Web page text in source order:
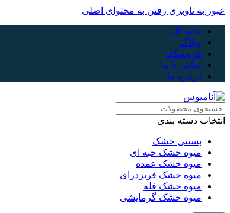
عبور به ناوبری رفتن به محتوای اصلی
خانه گل
وبلاگ
فروشگاه
تماس با ما
درباره ما
انتخاب دسته بندی
بستنی خشک
میوه خشک حبه ای
میوه خشک عمده
میوه خشک فریزدرای
میوه خشک فله
میوه خشک گرمایشی